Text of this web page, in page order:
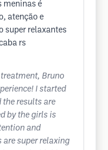
meninas é
atenção e
super relaxantes
rs
Bruno
I started
the results are
by the girls is
and
are super relaxing